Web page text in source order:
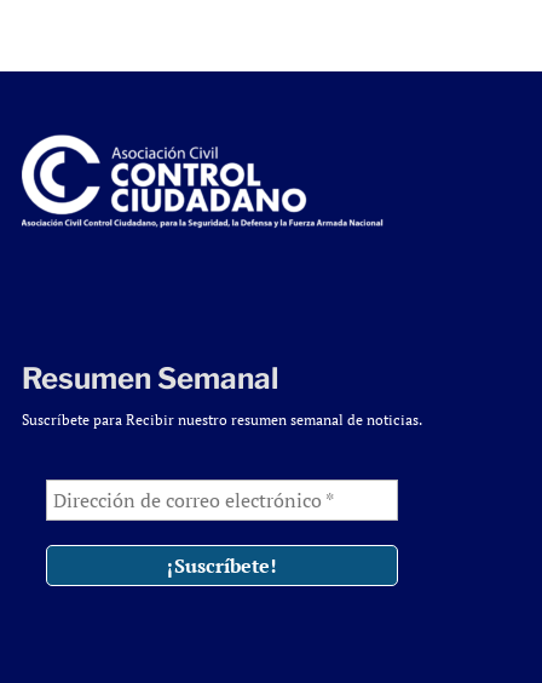
Resumen Semanal
Suscríbete para Recibir nuestro resumen semanal de noticias.